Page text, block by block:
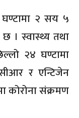
२ सय ५
। स्वास्थ्य तथा
२४ घण्टामा
र एन्टिजेन
कोरोना संक्रमण